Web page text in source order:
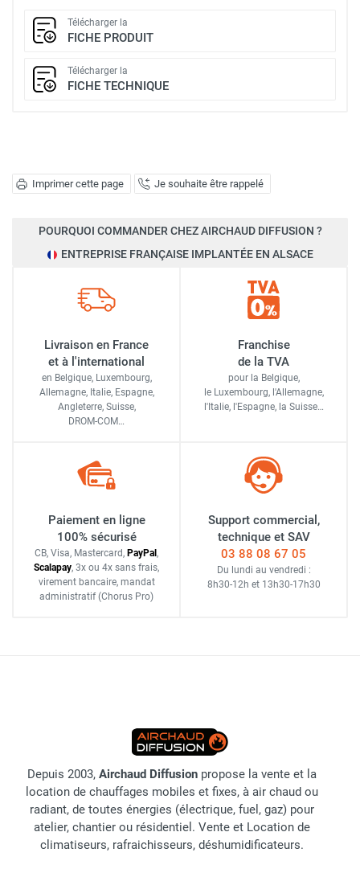
Imprimer cette page Je souhaite être rappelé
Télécharger la
FICHE PRODUIT
Télécharger la
FICHE TECHNIQUE
POURQUOI COMMANDER CHEZ AIRCHAUD DIFFUSION ?
ENTREPRISE FRANÇAISE IMPLANTÉE EN ALSACE
Livraison en France
et à l'international
en Belgique, Luxembourg,
Allemagne, Italie, Espagne,
Angleterre, Suisse,
DROM-COM…
Franchise
de la TVA
pour la Belgique,
le Luxembourg, l'Allemagne,
l'Italie, l'Espagne, la Suisse…
Paiement en ligne
100% sécurisé
CB, Visa, Mastercard, PayPal ,
Scalapay, 3x ou 4x sans frais,
virement bancaire, mandat
administratif (Chorus Pro)
Support commercial,
technique et SAV
03 88 08 67 05
Du lundi au vendredi :
8h30-12h et 13h30-17h30
Depuis 2003, Airchaud Diffusion propose la vente et la
location de chauffages mobiles et fixes, à air chaud ou
radiant, de toutes énergies (électrique, fuel, gaz) pour
atelier, chantier ou résidentiel. Vente et Location de
climatiseurs, rafraichisseurs, déshumidificateurs.